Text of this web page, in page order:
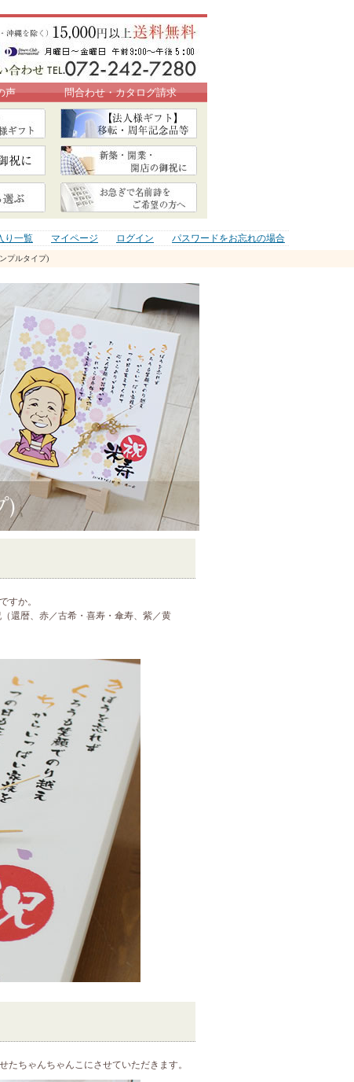
声 問合わせ・カタログ請求
り一覧 マイページ ログイン パスワードをお忘れの場合
プルタイプ)
すか。
還暦、赤／古希・喜寿・傘寿、紫／黄
ちゃんちゃんこにさせていただきます。